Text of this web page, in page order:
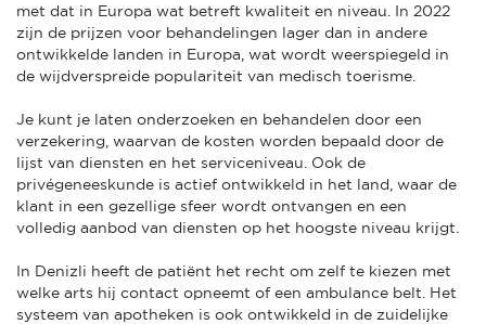
met dat in Europa wat betreft kwaliteit en niveau. In 2022
zijn de prijzen voor behandelingen lager dan in andere
ontwikkelde landen in Europa, wat wordt weerspiegeld in
de wijdverspreide populariteit van medisch toerisme.
Je kunt je laten onderzoeken en behandelen door een
verzekering, waarvan de kosten worden bepaald door de
lijst van diensten en het serviceniveau. Ook de
privégeneeskunde is actief ontwikkeld in het land, waar de
klant in een gezellige sfeer wordt ontvangen en een
volledig aanbod van diensten op het hoogste niveau krijgt.
In Denizli heeft de patiënt het recht om zelf te kiezen met
welke arts hij contact opneemt of een ambulance belt. Het
systeem van apotheken is ook ontwikkeld in de zuidelijke